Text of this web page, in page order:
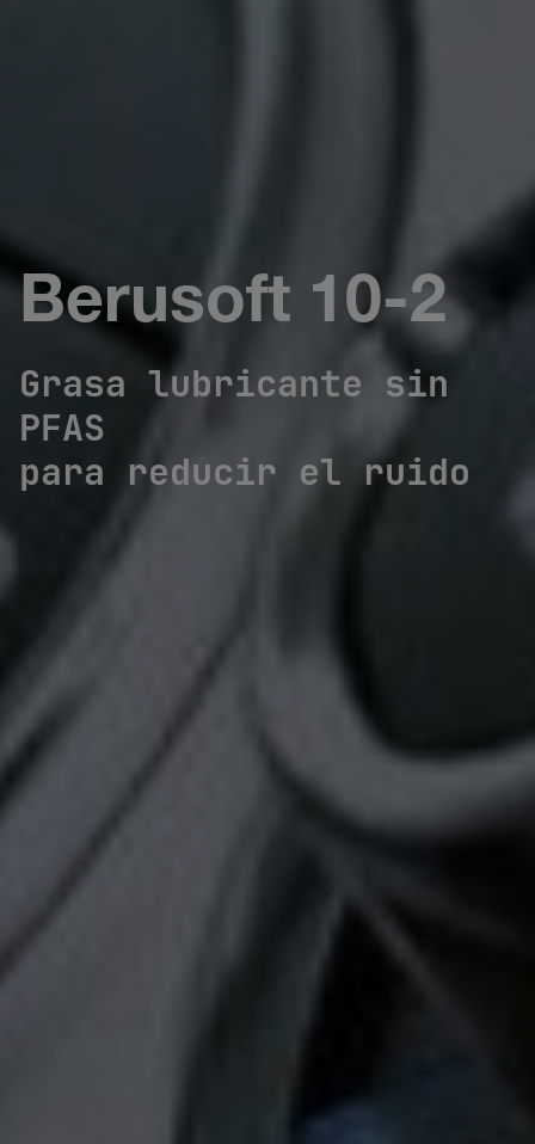
Berusoft 10-2
Grasa lubricante sin
PFAS
para reducir el ruido